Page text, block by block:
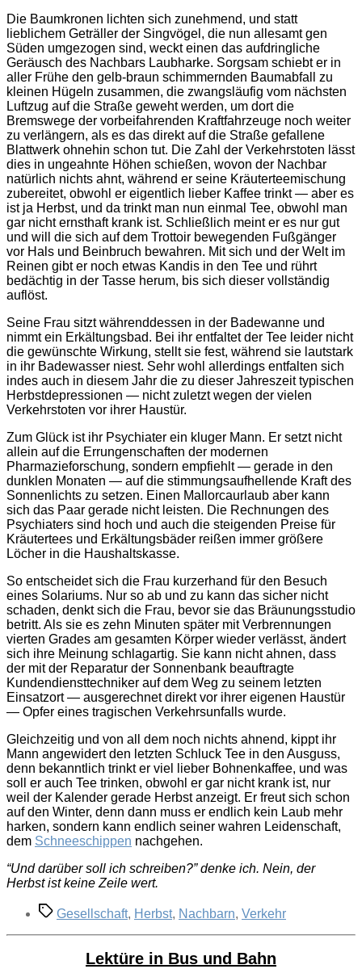
Die Baumkronen lichten sich zunehmend, und statt
lieblichem Geträller der Singvögel, die nun allesamt gen
Süden umgezogen sind, weckt einen das aufdringliche
Geräusch des Nachbars Laubharke. Sorgsam schiebt er in
aller Frühe den gelb-braun schimmernden Baumabfall zu
kleinen Hügeln zusammen, die zwangsläufig vom nächsten
Luftzug auf die Straße geweht werden, um dort die
Bremswege der vorbeifahrenden Kraftfahrzeuge noch weiter
zu verlängern, als es das direkt auf die Straße gefallene
Blattwerk ohnehin schon tut. Die Zahl der Verkehrstoten lässt
dies in ungeahnte Höhen schießen, wovon der Nachbar
natürlich nichts ahnt, während er seine Kräuterteemischung
zubereitet, obwohl er eigentlich lieber Kaffee trinkt — aber es
ist ja Herbst, und da trinkt man nun einmal Tee, obwohl man
gar nicht ernsthaft krank ist. Schließlich meint er es nur gut
und will die sich auf dem Trottoir bewegenden Fußgänger
vor Hals und Beinbruch bewahren. Mit sich und der Welt im
Reinen gibt er noch etwas Kandis in den Tee und rührt
bedächtig in der Tasse herum, bis sich dieser vollständig
auflöst.
Seine Frau sitzt währenddessen in der Badewanne und
nimmt ein Erkältungsbad. Bei ihr entfaltet der Tee leider nicht
die gewünschte Wirkung, stellt sie fest, während sie lautstark
in ihr Badewasser niest. Sehr wohl allerdings entfalten sich
indes auch in diesem Jahr die zu dieser Jahreszeit typischen
Herbstdepressionen — nicht zuletzt wegen der vielen
Verkehrstoten vor ihrer Haustür.
Zum Glück ist ihr Psychiater ein kluger Mann. Er setzt nicht
allein auf die Errungenschaften der modernen
Pharmazieforschung, sondern empfiehlt — gerade in den
dunklen Monaten — auf die stimmungsaufhellende Kraft des
Sonnenlichts zu setzen. Einen Mallorcaurlaub aber kann
sich das Paar gerade nicht leisten. Die Rechnungen des
Psychiaters sind hoch und auch die steigenden Preise für
Kräutertees und Erkältungsbäder reißen immer größere
Löcher in die Haushaltskasse.
So entscheidet sich die Frau kurzerhand für den Besuch
eines Solariums. Nur so ab und zu kann das sicher nicht
schaden, denkt sich die Frau, bevor sie das Bräunungsstudio
betritt. Als sie es zehn Minuten später mit Verbrennungen
vierten Grades am gesamten Körper wieder verlässt, ändert
sich ihre Meinung schlagartig. Sie kann nicht ahnen, dass
der mit der Reparatur der Sonnenbank beauftragte
Kundendiensttechniker auf dem Weg zu seinem letzten
Einsatzort — ausgerechnet direkt vor ihrer eigenen Haustür
— Opfer eines tragischen Verkehrsunfalls wurde.
Gleichzeitig und von all dem noch nichts ahnend, kippt ihr
Mann angewidert den letzten Schluck Tee in den Ausguss,
denn bekanntlich trinkt er viel lieber Bohnenkaffee, und was
soll er auch Tee trinken, obwohl er gar nicht krank ist, nur
weil der Kalender gerade Herbst anzeigt. Er freut sich schon
auf den Winter, denn dann muss er endlich kein Laub mehr
harken, sondern kann endlich seiner wahren Leidenschaft,
dem Schneeschippen nachgehen.
“Und darüber soll ich schreiben?” denke ich. Nein, der
Herbst ist keine Zeile wert.
Schlagwörter
Gesellschaft, Herbst, Nachbarn, Verkehr
Lektüre in Bus und Bahn